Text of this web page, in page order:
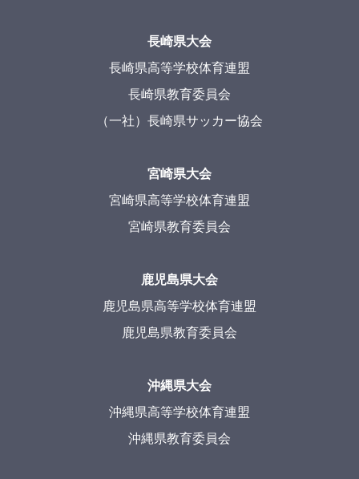
長崎県大会
長崎県高等学校体育連盟
長崎県教育委員会
（一社）長崎県サッカー協会
宮崎県大会
宮崎県高等学校体育連盟
宮崎県教育委員会
鹿児島県大会
鹿児島県高等学校体育連盟
鹿児島県教育委員会
沖縄県大会
沖縄県高等学校体育連盟
沖縄県教育委員会